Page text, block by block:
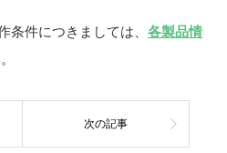
条件につきましては、 各製品情
次の記事